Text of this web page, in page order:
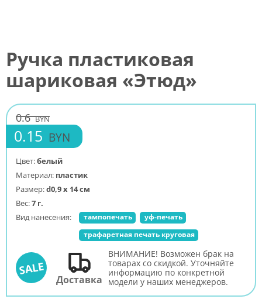
Ручка пластиковая
шариковая «Этюд»
0.6 BYN
0.15 BYN
Цвет:белый
Материал: пластик
Размер:d0,9 х 14 см
Вес:7 г.
Вид нанесения:
тампопечать
уф-печать
трафаретная печать круговая
SALE
Доставка
ВНИМАНИЕ! Возможен брак на
товарах со скидкой. Уточняйте
информацию по конкретной
модели у наших менеджеров.